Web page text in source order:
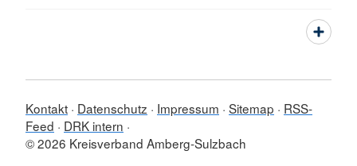
Kontakt Datenschutz Impressum Sitemap
RSS-
Feed
DRK intern
© 2026 Kreisverband Amberg-Sulzbach